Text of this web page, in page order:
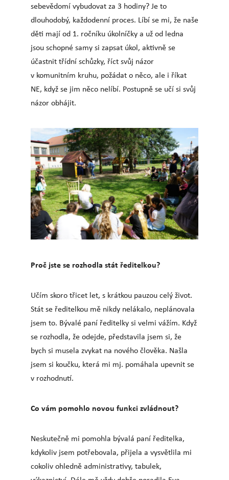
sebevědomí vybudovat za 3 hodiny? Je to
dlouhodobý, každodenní proces. Líbí se mi, že naše
děti mají od 1. ročníku úkolníčky a už od ledna
jsou schopné samy si zapsat úkol, aktivně se
účastnit třídní schůzky, říct svůj názor
v komunitním kruhu, požádat o něco, ale i říkat
NE, když se jim něco nelíbí. Postupně se učí si svůj
názor obhájit.
Proč jste se rozhodla stát ředitelkou?
Učím skoro třicet let, s krátkou pauzou celý život.
Stát se ředitelkou mě nikdy nelákalo, neplánovala
jsem to. Bývalé paní ředitelky si velmi vážím. Když
se rozhodla, že odejde, představila jsem si, že
bych si musela zvykat na nového člověka. Našla
jsem si koučku, která mi mj. pomáhala upevnit se
v rozhodnutí.
Co vám pomohlo novou funkci zvládnout?
Neskutečně mi pomohla bývalá paní ředitelka,
kdykoliv jsem potřebovala, přijela a vysvětlila mi
cokoliv ohledně administrativy, tabulek,